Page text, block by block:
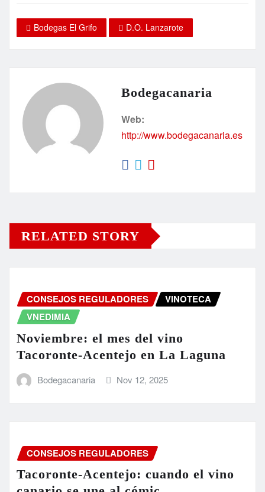
Bodegas El Grifo D.O. Lanzarote
Bodegacanaria
Web:
http://www.bodegacanaria.es
RELATED STORY
CONSEJOS REGULADORES
VINOTECA
VNEDIMIA
Noviembre: el mes del vino
Tacoronte-Acentejo en La Laguna
Bodegacanaria Nov 12, 2025
CONSEJOS REGULADORES
Tacoronte-Acentejo: cuando el vino